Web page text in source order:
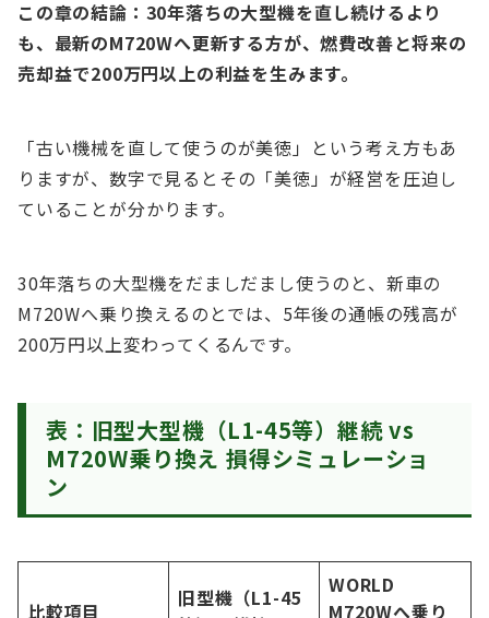
この章の結論：30年落ちの大型機を直し続けるより
も、最新のM720Wへ更新する方が、燃費改善と将来の
売却益で200万円以上の利益を生みます。
「古い機械を直して使うのが美徳」という考え方もあ
りますが、数字で見るとその「美徳」が経営を圧迫し
ていることが分かります。
30年落ちの大型機をだましだまし使うのと、新車の
M720Wへ乗り換えるのとでは、5年後の通帳の残高が
200万円以上変わってくるんです。
表：旧型大型機（L1-45等）継続 vs
M720W乗り換え 損得シミュレーショ
ン
比較項目
旧型機（L1-45
WORLD
M720Wへ乗り